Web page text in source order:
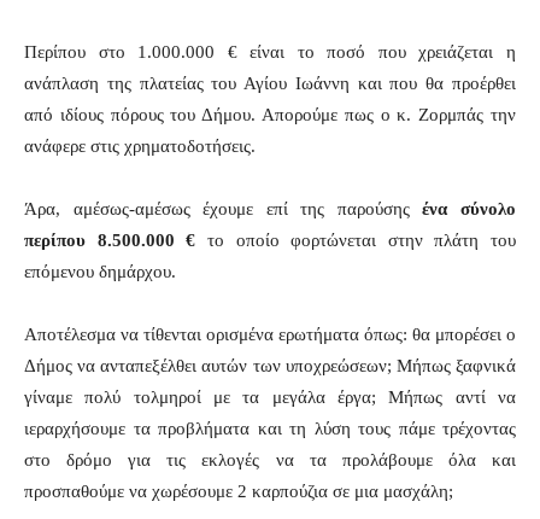
Περίπου στο 1.000.000 € είναι το ποσό που χρειάζεται η
ανάπλαση της πλατείας του Αγίου Ιωάννη και που θα προέρθει
από ιδίους πόρους του Δήμου. Απορούμε πως ο κ. Ζορμπάς την
ανάφερε στις χρηματοδοτήσεις.
Άρα, αμέσως-αμέσως έχουμε επί της παρούσηςένα σύνολο
περίπου 8.500.000 € το οποίο φορτώνεται στην πλάτη του
επόμενου δημάρχου.
Αποτέλεσμα να τίθενται ορισμένα ερωτήματα όπως: θα μπορέσει ο
Δήμος να ανταπεξέλθει αυτών των υποχρεώσεων; Μήπως ξαφνικά
γίναμε πολύ τολμηροί με τα μεγάλα έργα; Μήπως αντί να
ιεραρχήσουμε τα προβλήματα και τη λύση τους πάμε τρέχοντας
στο δρόμο για τις εκλογές να τα προλάβουμε όλα και
προσπαθούμε να χωρέσουμε 2 καρπούζια σε μια μασχάλη;